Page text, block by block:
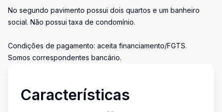
No segundo pavimento possui dois quartos e um banheiro
social. Não possui taxa de condomínio.
Condições de pagamento: aceita financiamento/FGTS.
Somos correspondentes bancário.
Características